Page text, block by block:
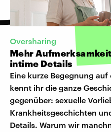
Oversharing
Mehr
intime Details
Eine kurze Begegnung
kennt ihr die ganze
gegenüber: sexuelle
Krankheitsgeschichten
Details. Warum wir